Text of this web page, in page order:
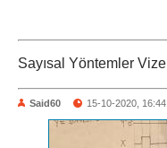
Sayısal Yöntemler Vize
Said60 15-10-2020, 16:44